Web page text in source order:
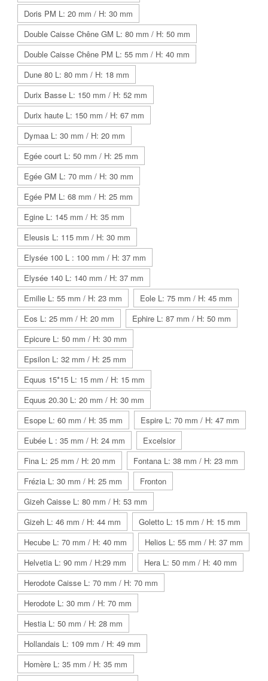
Doris PM L: 20 mm / H: 30 mm
Double Caisse Chêne GM L: 80 mm / H: 50 mm
Double Caisse Chêne PM L: 55 mm / H: 40 mm
Dune 80 L: 80 mm / H: 18 mm
Durix Basse L: 150 mm / H: 52 mm
Durix haute L: 150 mm / H: 67 mm
Dymaa L: 30 mm / H: 20 mm
Egée court L: 50 mm / H: 25 mm
Egée GM L: 70 mm / H: 30 mm
Egée PM L: 68 mm / H: 25 mm
Egine L: 145 mm / H: 35 mm
Eleusis L: 115 mm / H: 30 mm
Elysée 100 L : 100 mm / H: 37 mm
Elysée 140 L: 140 mm / H: 37 mm
Emilie L: 55 mm / H: 23 mm
Eole L: 75 mm / H: 45 mm
Eos L: 25 mm / H: 20 mm
Ephire L: 87 mm / H: 50 mm
Epicure L: 50 mm / H: 30 mm
Epsilon L: 32 mm / H: 25 mm
Equus 15*15 L: 15 mm / H: 15 mm
Equus 20.30 L: 20 mm / H: 30 mm
Esope L: 60 mm / H: 35 mm
Espire L: 70 mm / H: 47 mm
Eubée L : 35 mm / H: 24 mm
Excelsior
Fina L: 25 mm / H: 20 mm
Fontana L: 38 mm / H: 23 mm
Frézia L: 30 mm / H: 25 mm
Fronton
Gizeh Caisse L: 80 mm / H: 53 mm
Gizeh L: 46 mm / H: 44 mm
Goletto L: 15 mm / H: 15 mm
Hecube L: 70 mm / H: 40 mm
Helios L: 55 mm / H: 37 mm
Helvetia L: 90 mm / H:29 mm
Hera L: 50 mm / H: 40 mm
Herodote Caisse L: 70 mm / H: 70 mm
Herodote L: 30 mm / H: 70 mm
Hestia L: 50 mm / H: 28 mm
Hollandais L: 109 mm / H: 49 mm
Homère L: 35 mm / H: 35 mm